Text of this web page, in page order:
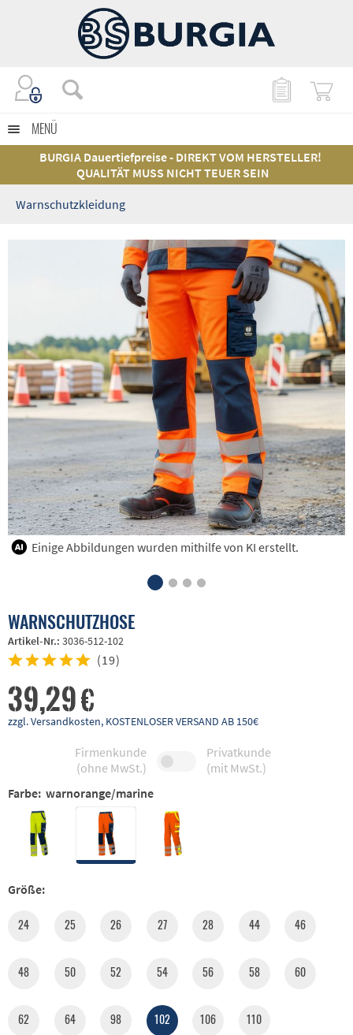
MENÜ
BURGIA Dauertiefpreise - DIREKT VOM HERSTELLER!
QUALITÄT MUSS NICHT TEUER SEIN
Warnschutzkleidung
Einige Abbildungen wurden mithilfe von KI erstellt.
WARNSCHUTZHOSE
Artikel-Nr.: 3036-512-102
(19)
39,29 €
zzgl. Versandkosten, KOSTENLOSER VERSAND AB 150€
Firmenkunde
(ohne MwSt.)
Privatkunde
(mit MwSt.)
Farbe: warnorange/marine
Größe:
24 25 26 27 28 44 46
48 50 52 54 56 58 60
62 64 98 102 106 110